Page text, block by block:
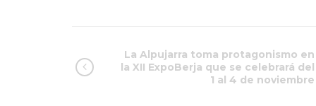
La Alpujarra toma protagonismo en
la XII ExpoBerja que se celebrará del
1 al 4 de noviembre